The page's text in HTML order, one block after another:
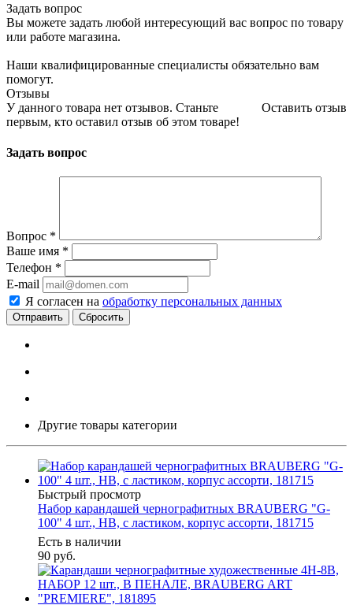
Задать вопрос
Вы можете задать любой интересующий вас вопрос по товару
или работе магазина.
Наши квалифицированные специалисты обязательно вам
помогут.
Отзывы
Оставить отзыв
У данного товара нет отзывов. Станьте
первым, кто оставил отзыв об этом товаре!
Задать вопрос
Вопрос *
Ваше имя *
Телефон *
E-mail
Я согласен на обработку персональных данных
Сбросить
Другие товары категории
Быстрый просмотр
Набор карандашей чернографитных BRAUBERG "G-
100" 4 шт., HB, с ластиком, корпус ассорти, 181715
Есть в наличии
90 руб.